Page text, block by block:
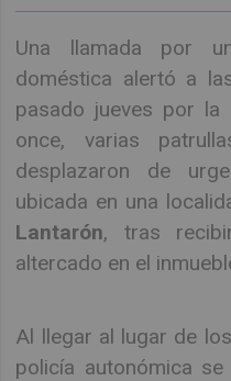
Una llamada por
doméstica alertó a
pasado jueves por la
once, varias
desplazaron de
ubicada en una
Lantarón, tras
altercado en el
Al llegar al lugar de
policía autonómica